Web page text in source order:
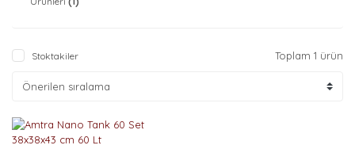
Stoktakiler Toplam 1 ürün